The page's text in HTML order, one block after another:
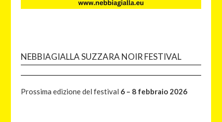
NEBBIAGIALLA SUZZARA NOIR FESTIVAL
Prossima edizione del festival 6 – 8 febbraio 2026